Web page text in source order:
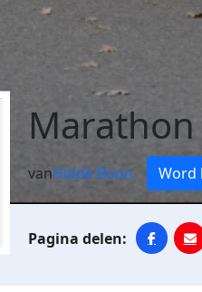
vanHidde Boon Word